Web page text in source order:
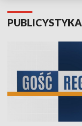
PUBLICYSTYKA